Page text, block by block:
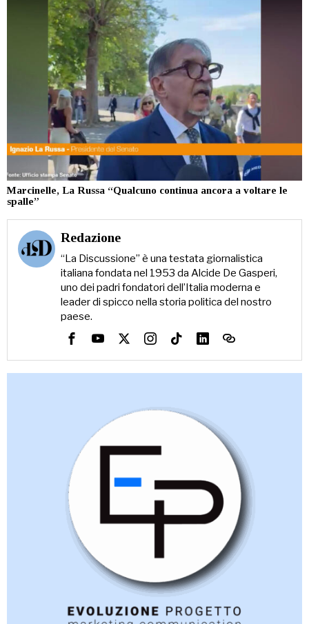
Marcinelle, La Russa “Qualcuno continua ancora a voltare le
spalle”
Redazione
“La Discussione” è una testata giornalistica
italiana fondata nel 1953 da Alcide De Gasperi,
uno dei padri fondatori dell’Italia moderna e
leader di spicco nella storia politica del nostro
paese.